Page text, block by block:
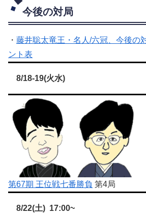
今後の対局
・ 藤井聡太竜王・名人/六冠、今後の
ント表
8/18-19(火水)
第67期 王位戦七番勝負 第4局
8/22(土) 17:00~